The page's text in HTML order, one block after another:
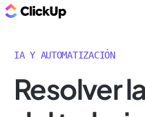
IA Y AUTOMATIZACIÓN
Resolver